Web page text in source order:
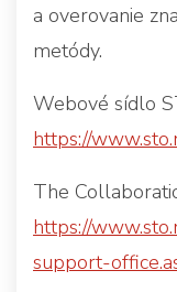
a overovanie
metódy.
Webové sídlo
https://
The
https://
support-